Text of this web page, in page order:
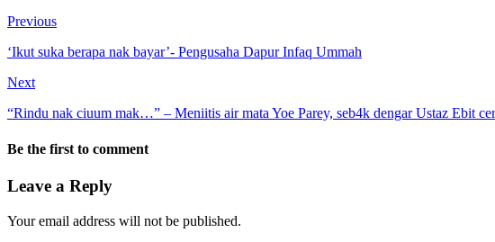
Previous
‘Ikut suka berapa nak bayar’- Pengusaha Dapur Infaq Ummah
Next
“Rindu nak ciuum mak…” – Meniitis air mata Yoe Parey, seb4k dengar Ustaz Ebit
Be the first to comment
Leave a Reply
Your email address will not be published.